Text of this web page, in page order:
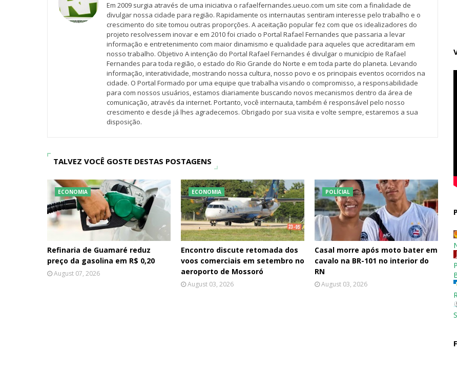
Em 2009 surgia através de uma iniciativa o rafaelfernandes.ueuo.com um site com a finalidade de
divulgar nossa cidade para região. Rapidamente os internautas sentiram interesse pelo trabalho e o
crescimento do site tomou outras proporções. A aceitação popular fez com que os idealizadores do
projeto resolvessem inovar e em 2010 foi criado o Portal Rafael Fernandes que passaria a levar
informação e entretenimento com maior dinamismo e qualidade para aqueles que acreditaram em
nosso trabalho. Objetivo A intenção do Portal Rafael Fernandes é divulgar o município de Rafael
Fernandes para toda região, o estado do Rio Grande do Norte e em toda parte do planeta. Levando
informação, interatividade, mostrando nossa cultura, nosso povo e os principais eventos ocorridos na
cidade. O Portal Formado por uma equipe que trabalha visando o compromisso, a responsabilidade
para com nossos usuários, estamos diariamente buscando novos mecanismos dentro da área de
comunicação, através da internet. Portanto, você internauta, também é responsável pelo nosso
crescimento e desde já lhes agradecemos. Obrigado por sua visita e volte sempre, estaremos a sua
disposição.
TALVEZ VOCÊ GOSTE DESTAS POSTAGENS
ECONOMIA
Refinaria de Guamaré reduz
preço da gasolina em R$ 0,20
August 07, 2026
ECONOMIA
Encontro discute retomada dos
voos comerciais em setembro no
aeroporto de Mossoró
August 03, 2026
POLÍCIAL
Casal morre após moto bater em
cavalo na BR-101 no interior do
RN
August 03, 2026